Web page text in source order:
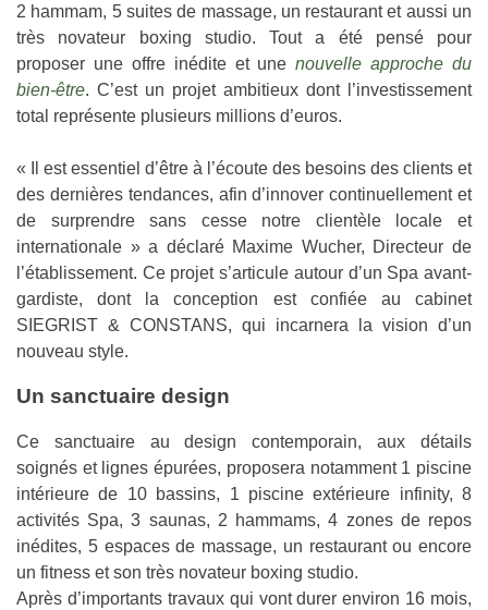
2 hammam, 5 suites de massage, un restaurant et aussi un
très novateur boxing studio. Tout a été pensé pour
proposer une offre inédite et unenouvelle approche du
bien-être. C’est un projet ambitieux dont l’investissement
total représente plusieurs millions d’euros.
« Il est essentiel d’être à l’écoute des besoins des clients et
des dernières tendances, afin d’innover continuellement et
de surprendre sans cesse notre clientèle locale et
internationale » a déclaré Maxime Wucher, Directeur de
l’établissement. Ce projet s’articule autour d’un Spa avant-
gardiste, dont la conception est confiée au cabinet
SIEGRIST & CONSTANS, qui incarnera la vision d’un
nouveau style.
Un sanctuaire design
Ce sanctuaire au design contemporain, aux détails
soignés et lignes épurées, proposera notamment 1 piscine
intérieure de 10 bassins, 1 piscine extérieure infinity, 8
activités Spa, 3 saunas, 2 hammams, 4 zones de repos
inédites, 5 espaces de massage, un restaurant ou encore
un fitness et son très novateur boxing studio.
Après d’importants travaux qui vont durer environ 16 mois,